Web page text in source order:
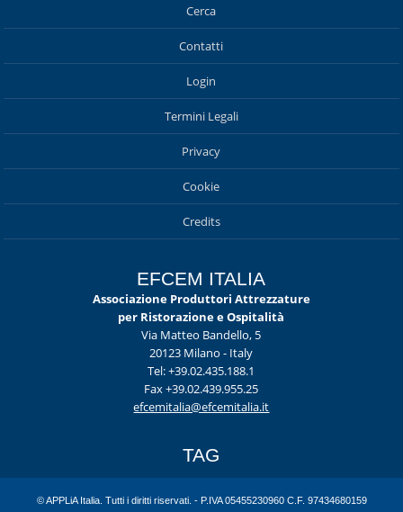
Cerca
Contatti
Login
Termini Legali
Privacy
Cookie
Credits
EFCEM ITALIA
Associazione Produttori Attrezzature
per Ristorazione e Ospitalità
Via Matteo Bandello, 5
20123 Milano - Italy
Tel: +39.02.435.188.1
Fax +39.02.439.955.25
efcemitalia@efcemitalia.it
TAG
© APPLiA Italia. Tutti i diritti riservati. - P.IVA 05455230960 C.F. 97434680159